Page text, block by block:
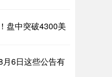
盘中突破4300美
6日这些公告有